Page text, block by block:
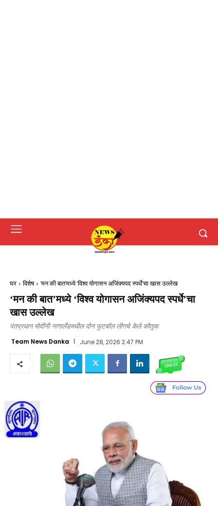
घर विशेष 'मन की बात'मध्ये 'विश्व योगासन अजिंक्यपद स्पर्धे'चा खास उल्लेख
‘मन की बात’मध्ये ‘विश्व योगासन अजिंक्यपद स्पर्धे’चा
खास उल्लेख
पंतप्रधान मोदींनी नागालँडमधील दोन फुटबॉल लीगचे केले कौतुक
Team News Danka June 28, 2026 2:47 PM